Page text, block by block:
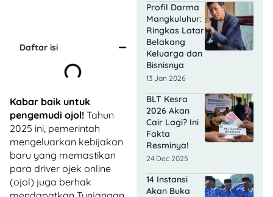
Daftar isi
Kabar baik untuk
pengemudi ojol! Tahun
2025 ini, pemerintah
mengeluarkan kebijakan
baru yang memastikan
para driver ojek online
(ojol) juga berhak
Profil Darma
Mangkuluhur:
Ringkas Latar
Belakang
Keluarga dan
Bisnisnya
13 Jan 2026
BLT Kesra
2026 Akan
Cair Lagi? Ini
Fakta
Resminya!
24 Dec 2025
14 Instansi
Akan Buka